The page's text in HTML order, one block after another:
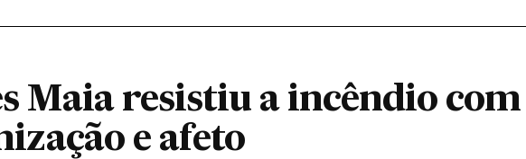
Maia resistiu a incêndio com
e afeto